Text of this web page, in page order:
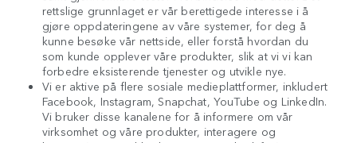
rettslige grunnlaget er vår berettigede interesse i å
gjøre oppdateringene av våre systemer, for deg å
kunne besøke vår nettside, eller forstå hvordan du
som kunde opplever våre produkter, slik at vi vi kan
forbedre eksisterende tjenester og utvikle nye.
Vi er aktive på flere sosiale medieplattformer, inkludert
Facebook, Instagram, Snapchat, YouTube og LinkedIn.
Vi bruker disse kanalene for å informere om vår
virksomhet og våre produkter, interagere og